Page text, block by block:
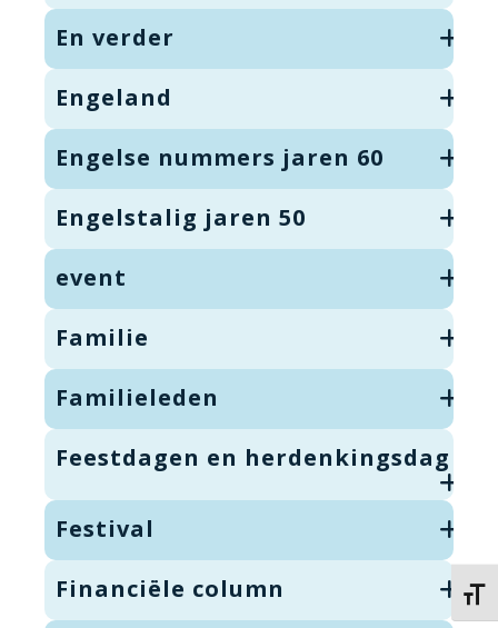
En verder
Engeland
Engelse nummers jaren 60
Engelstalig jaren 50
event
Familie
Familieleden
Feestdagen en herdenkingsdag
Festival
Financiële column